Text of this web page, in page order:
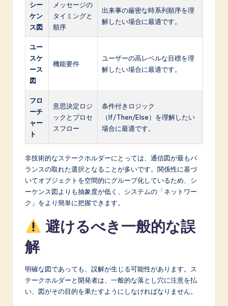
シー
ケン
ス図
メッセージの
タイミングと
順序
出来事の厳密な時系列順序を理
解したい場合に最適です。
ユー
スケ
ース
図
機能要件
ユーザーの高レベルな目標を理
解したい場合に最適です。
フロ
ーチ
ャー
ト
意思決定ロジ
ックとプロセ
スフロー
条件付きロジック
（If/Then/Else）を理解したい
場合に最適です。
非技術的なステークホルダーにとっては、通信図が最もバ
ランスの取れた選択となることが多いです。関係性に基づ
いてオブジェクトを空間的にグループ化しているため、シ
ーケンス図よりも抽象度が低く、システムの「ネットワー
ク」をより簡単に把握できます。
避けるべき一般的な誤
解
明確な図であっても、誤解が生じる可能性があります。ス
テークホルダーと開発者は、一般的な落とし穴に注意を払
い、図がその目的を果たすようにしなければなりません。